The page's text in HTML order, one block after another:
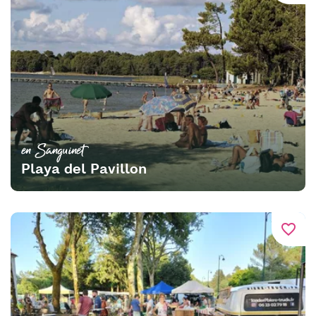
en Sanguinet
Playa del Pavillon
favorite_border